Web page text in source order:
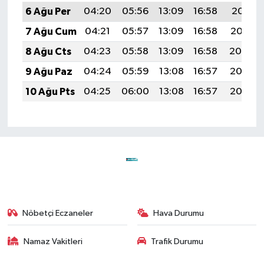
6 Ağu Per
04:20 05:56 13:09 16:58
20:11
7 Ağu Cum
04:21 05:57 13:09 16:58
20:10
8 Ağu Cts
04:23 05:58 13:09 16:58
20:09
9 Ağu Paz
04:24 05:59 13:08 16:57
20:08
10 Ağu Pts
04:25 06:00 13:08 16:57 20:07
Nöbetçi Eczaneler Hava Durumu
Namaz Vakitleri Trafik Durumu